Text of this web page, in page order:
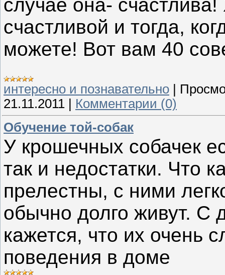
случае она-
счастливой и тогда,
можете! Вот вам 40
интересно и познавательно |
21.11.2011 | Комментарии (0)
Обучение той-собак
У крошечных собачек
так и недостатки. Что
прелестны, с ними
обычно долго живут. С
кажется, что их очень
поведения в доме